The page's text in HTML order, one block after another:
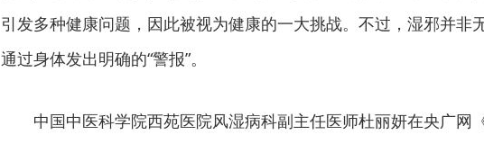
引发多种健康问题，因此被视为健康的一大挑战。不过，湿邪并非
通过身体发出明确的“警报”。
中国中医科学院西苑医院风湿病科副主任医师杜丽妍在央广网